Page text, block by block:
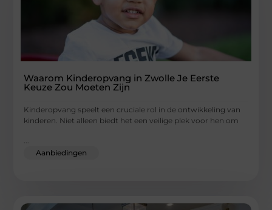
Waarom Kinderopvang in Zwolle Je Eerste
Keuze Zou Moeten Zijn
Kinderopvang speelt een cruciale rol in de ontwikkeling van
kinderen. Niet alleen biedt het een veilige plek voor hen om
Aanbiedingen